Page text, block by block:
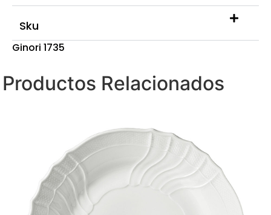
Sku
Ginori 1735
Productos Relacionados